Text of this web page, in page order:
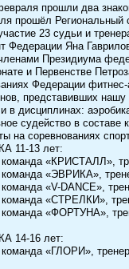
прошли два
прошёл Региональный
23 судьи и
Федерации Яна
Президиума
и Первенстве
Федерации
представивших нашу
в дисциплинах:
судейство в составе
на соревнованиях
11-13 лет:
команда «КРИСТАЛЛ»,
«ЭВРИКА»,
«V-DANCE»,
«СТРЕЛКИ»,
команда «ФОРТУНА»,
14-16 лет:
«ГЛОРИ»,